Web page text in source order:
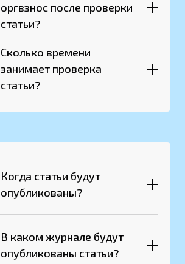
Заполнить форму заявки.
оргвзнос после проверки
статьи?
Сколько времени
занимает проверка
статьи?
Когда статьи будут
опубликованы?
В каком журнале будут
опубликованы статьи?